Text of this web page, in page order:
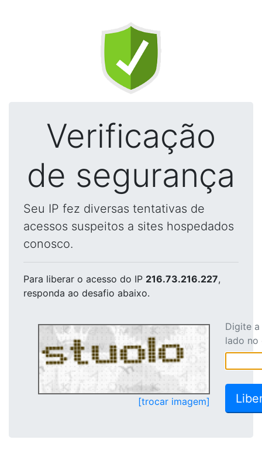
Verificação
de segurança
Seu IP fez diversas tentativas de
acessos suspeitos a sites hospedados
conosco.
Para liberar o acesso do IP 216.73.216.227,
responda ao desafio abaixo.
[trocar imagem]
Digite
lado no